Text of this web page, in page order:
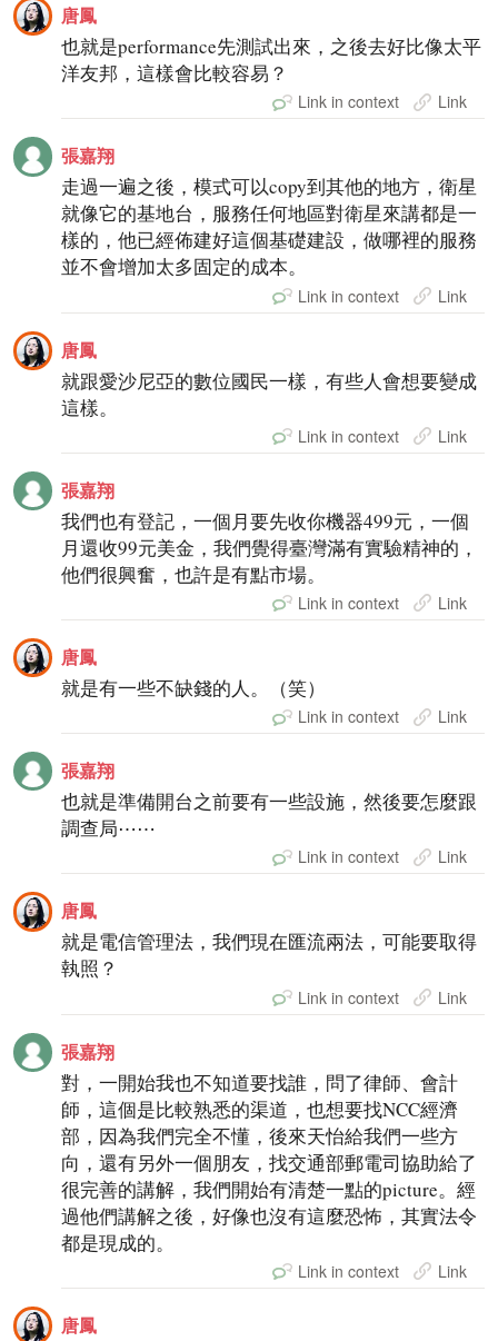
唐鳳
也就是performance先測試出來，之後去好比像太平
洋友邦，這樣會比較容易？
Link in context Link
張嘉翔
走過一遍之後，模式可以copy到其他的地方，衛星
就像它的基地台，服務任何地區對衛星來講都是一
樣的，他已經佈建好這個基礎建設，做哪裡的服務
並不會增加太多固定的成本。
Link in context Link
唐鳳
就跟愛沙尼亞的數位國民一樣，有些人會想要變成
這樣。
Link in context Link
張嘉翔
我們也有登記，一個月要先收你機器499元，一個
月還收99元美金，我們覺得臺灣滿有實驗精神的，
他們很興奮，也許是有點市場。
Link in context Link
唐鳳
就是有一些不缺錢的人。（笑）
Link in context Link
張嘉翔
也就是準備開台之前要有一些設施，然後要怎麼跟
調查局⋯⋯
Link in context Link
唐鳳
就是電信管理法，我們現在匯流兩法，可能要取得
執照？
Link in context Link
張嘉翔
對，一開始我也不知道要找誰，問了律師、會計
師，這個是比較熟悉的渠道，也想要找NCC經濟
部，因為我們完全不懂，後來天怡給我們一些方
向，還有另外一個朋友，找交通部郵電司協助給了
很完善的講解，我們開始有清楚一點的picture。經
過他們講解之後，好像也沒有這麼恐怖，其實法令
都是現成的。
Link in context Link
唐鳳